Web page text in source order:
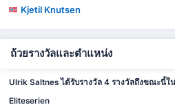
Kjetil Knutsen
ถ้วยรางวัลและตำแหน่ง
Ulrik Saltnes ได้รับรางวัล 4 รางวัลถึงขณะนี้ใ
Eliteserien